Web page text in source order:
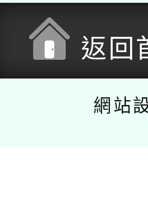
返回
網站